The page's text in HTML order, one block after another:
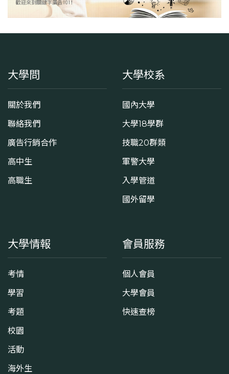
大學問
關於我們
聯絡我們
廣告行銷合作
高中生
高職生
大學校系
國內大學
大學18學群
技職20群類
軍警大學
入學管道
國外留學
大學情報
考情
學習
考題
校園
活動
海外生
會員服務
個人會員
大學會員
快速查榜